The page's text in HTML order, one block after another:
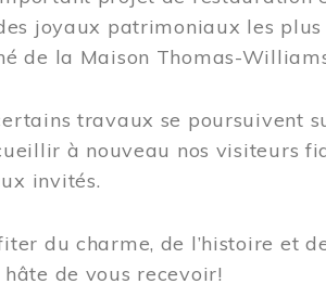
joyaux patrimoniaux les
de la Maison Thomas-
travaux se poursuivent
à nouveau nos visiteurs
invités.
du charme, de l’histoire et
de vous recevoir!